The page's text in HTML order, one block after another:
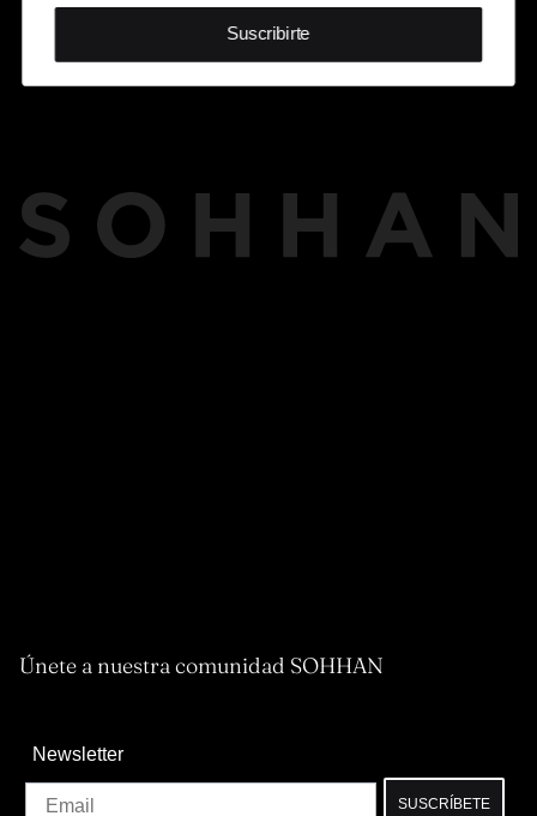
Únete a nuestra comunidad SOHHAN
Newsletter
SUSCRÍBETE
Suscribirte